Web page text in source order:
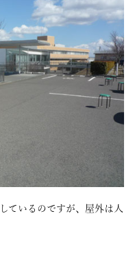
ているのですが、屋外は人